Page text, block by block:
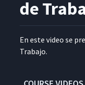
de
En este video se
Trabajo.
Enseñar"
7 Segundo